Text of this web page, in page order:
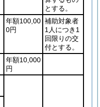
とする。
年額100,00
0円
補助対象者
1人につき1
回限りの交
付とする。
年額10,000
円